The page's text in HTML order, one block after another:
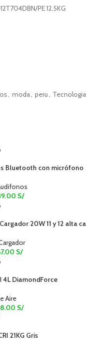
PE 12.5KG
, moda, peru, Tecnologia
Bluetooth con micrófono
S/
20W 11 y 12 alta ca
S/
4L DiamondForce
Aire
S/
21KG Gris